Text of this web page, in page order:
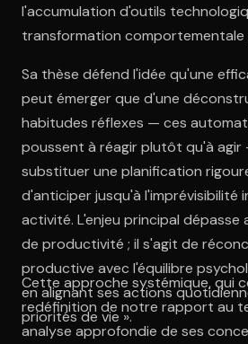
l'accumulation d'outils
transformation comportementale
Sa thèse défend l'idée qu'une
peut émerger que d'une
habitudes réflexes — ces
poussent à réagir plutôt qu'à
substituer une planification
d'anticiper jusqu'à l'imprévisibilité
activité. L'enjeu principal dépasse
de productivité ; il s'agit de
productive avec l'équilibre
en alignant ses actions
priorités de vie ».
Cette approche systémique, qui
redéfinition de notre rapport au
analyse approfondie de ses